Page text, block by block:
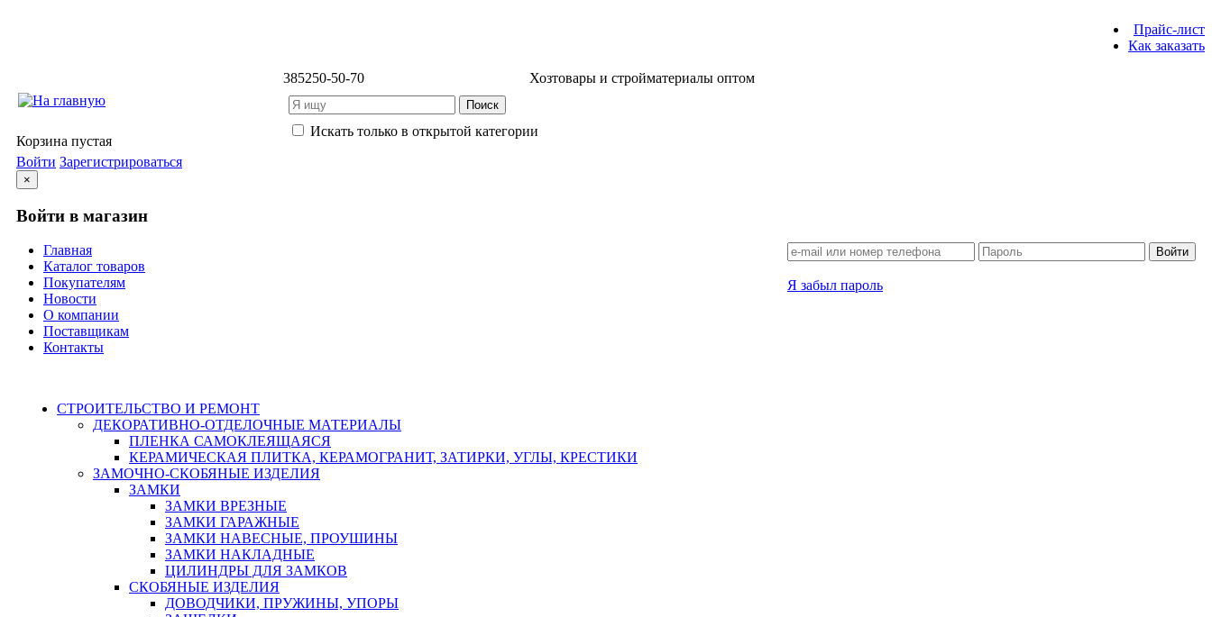
Прайс-лист
Как заказать
385250-50-70 Хозтовары и стройматериалы оптом
Искать только в открытой категории
Корзина пустая
Войти Зарегистрироваться
×
Войти в магазин
Войти
Я забыл пароль
Главная
Каталог товаров
Покупателям
Новости
О компании
Поставщикам
Контакты
СТРОИТЕЛЬСТВО И РЕМОНТ
ДЕКОРАТИВНО-ОТДЕЛОЧНЫЕ МАТЕРИАЛЫ
ПЛЕНКА САМОКЛЕЯЩАЯСЯ
КЕРАМИЧЕСКАЯ ПЛИТКА, КЕРАМОГРАНИТ, ЗАТИРКИ, УГЛЫ, КРЕСТИКИ
ЗАМОЧНО-СКОБЯНЫЕ ИЗДЕЛИЯ
ЗАМКИ
ЗАМКИ ВРЕЗНЫЕ
ЗАМКИ ГАРАЖНЫЕ
ЗАМКИ НАВЕСНЫЕ, ПРОУШИНЫ
ЗАМКИ НАКЛАДНЫЕ
ЦИЛИНДРЫ ДЛЯ ЗАМКОВ
СКОБЯНЫЕ ИЗДЕЛИЯ
ДОВОДЧИКИ, ПРУЖИНЫ, УПОРЫ